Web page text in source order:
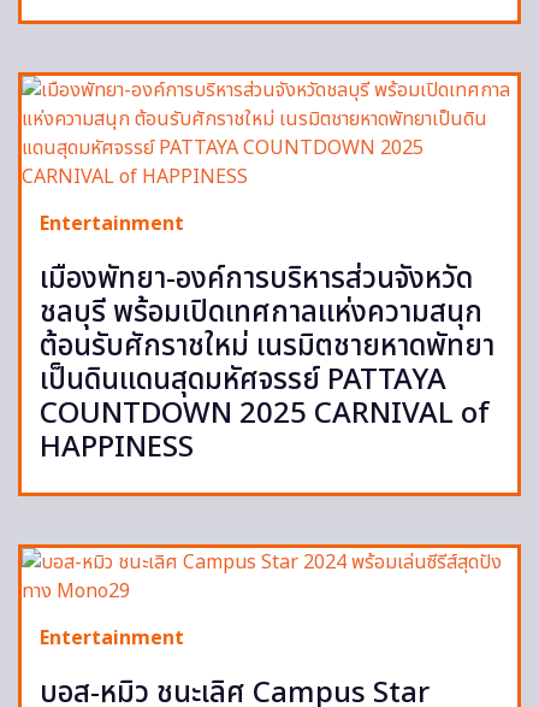
Entertainment
เมืองพัทยา-องค์การบริหารส่วนจังหวัด
ชลบุรี พร้อมเปิดเทศกาลแห่งความสนุก
ต้อนรับศักราชใหม่ เนรมิตชายหาดพัทยา
เป็นดินแดนสุดมหัศจรรย์ PATTAYA
COUNTDOWN 2025 CARNIVAL of
HAPPINESS
Entertainment
บอส-หมิว ชนะเลิศ Campus Star